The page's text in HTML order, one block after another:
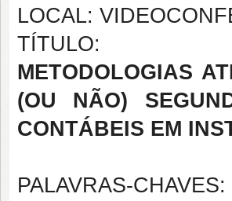
LOCAL:
TÍTULO:
METODOLOGIAS
(OU NÃO)
CONTÁBEIS EM
PALAVRAS-CHAVES: